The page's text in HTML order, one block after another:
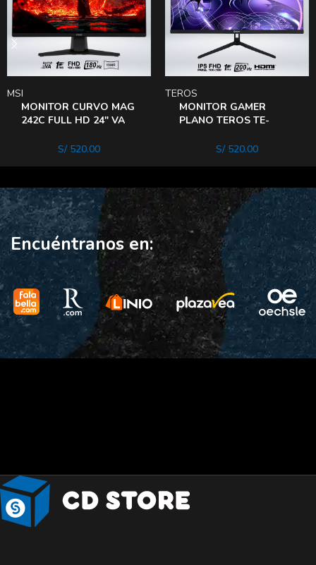
MONITOR CURVO MAG
242C FULL HD 24″ VA
HDReady AIVISION
MSI
S/520.00
MONITOR GAMER
PLANO TEROS TE-
200HZ 1920X1080
TEROS
S/520.00
Encuéntranos en: